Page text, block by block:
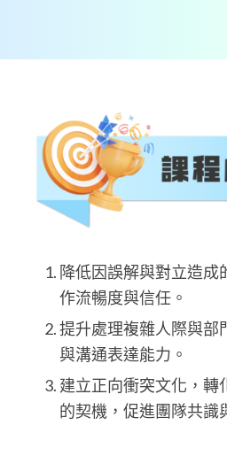
降低因誤解與對立造成
作流暢度與信任。
提升處理複雜人際與部
與溝通表達能力。
建立正向衝突文化，轉
的契機，促進團隊共識